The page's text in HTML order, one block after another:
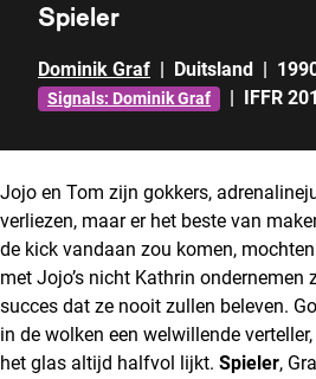
Spieler
Dominik Graf | Duitsland |
Signals: Dominik Graf | IFFR
Jojo en Tom zijn gokkers,
verliezen, maar er het beste van
de kick vandaan zou komen,
met Jojo’s nicht Kathrin ondernemen
succes dat ze nooit zullen beleven.
in de wolken een welwillende
het glas altijd halfvol lijkt. Spieler,